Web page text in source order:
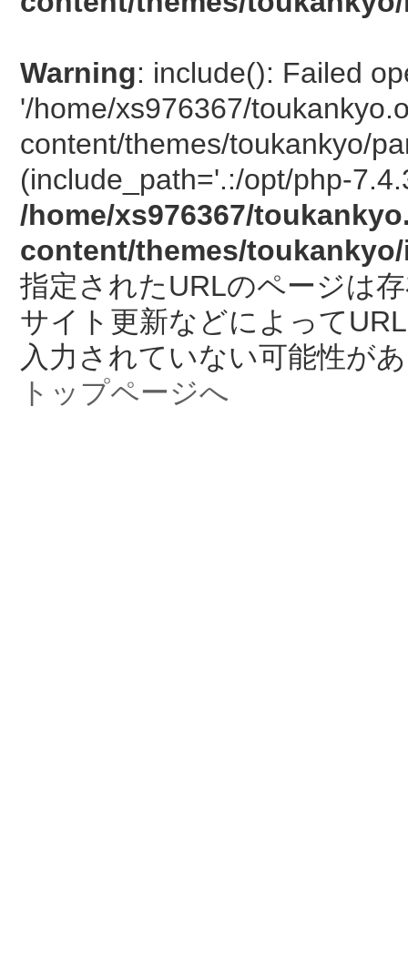
Warning: include(): Failed
'/home/xs976367/
content/themes/toukankyo/
(include_path='.:/opt/php-
/home/xs976367/
content/themes/
指定されたURLのページは
サイト更新などによって
入力されていない可能性が
トップページへ